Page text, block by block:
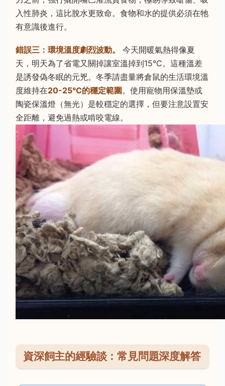
入性肺炎，這比脫水更致命。食物和水的提供必須在牠
有意識後進行。
錯誤三：環境溫度劇烈波動。
今天開暖氣熱得像夏
天，明天為了省電又關掉讓室溫掉到15°C。這種溫差
是誘發偽冬眠的元兇。冬季請盡量將倉鼠的生活環境溫
度維持在20-25°C的穩定範圍。使用寵物用保溫墊或
陶瓷保溫燈（無光）是較穩定的選擇，但要注意設置安
全距離，避免過熱或啃咬電線。
資深飼主的經驗談：常見問題深度解答